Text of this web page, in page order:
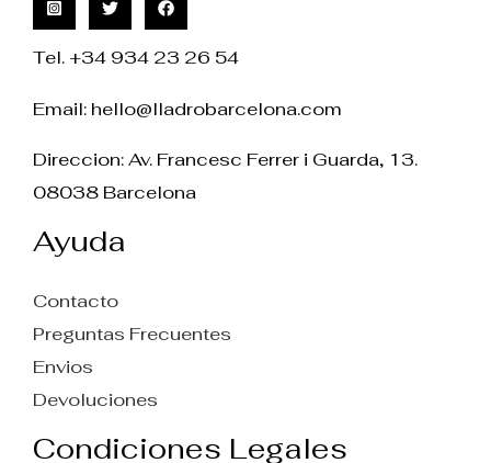
Tel. +34 934 23 26 54
Email: hello@lladrobarcelona.com
Direccion: Av. Francesc Ferrer i Guarda, 13.
08038 Barcelona
Ayuda
Contacto
Preguntas Frecuentes
Envios
Devoluciones
Condiciones Legales